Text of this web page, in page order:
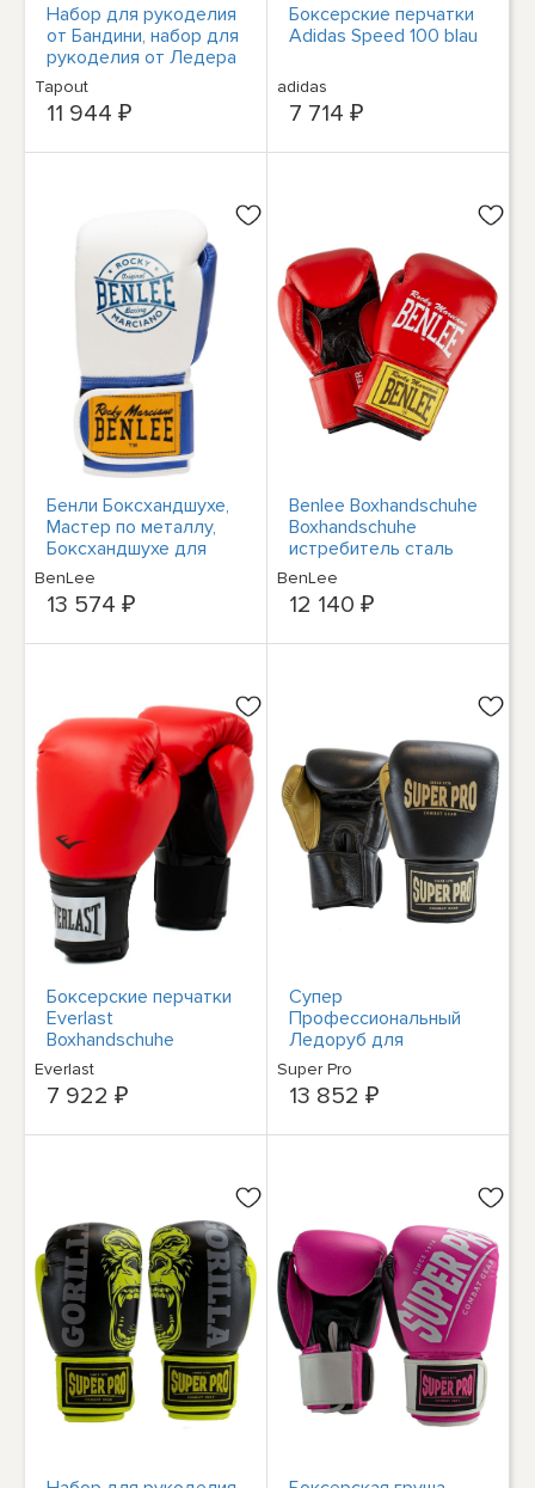
Набор для рукоделия
от Бандини, набор для
рукоделия от Ледера
(1 пара)
Tapout
11 944 ₽
Боксерские перчатки
Adidas Speed 100 blau
adidas
7 714 ₽
Бенли Боксхандшухе,
Мастер по металлу,
Боксхандшухе для
ледеров
BenLee
13 574 ₽
Benlee Boxhandschuhe
Boxhandschuhe
истребитель сталь
aus Ледер
BenLee
12 140 ₽
Боксерские перчатки
Everlast
Boxhandschuhe
Prostyle 2 P0000308
Everlast
7 922 ₽
Супер
Профессиональный
Ледоруб для
рукоделия SPBG108-
90350
Super Pro
13 852 ₽